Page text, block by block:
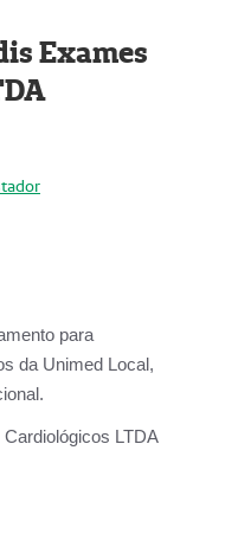
Exames
para
da Unimed Local,
LTDA